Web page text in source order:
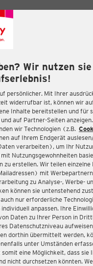
Wir nutzen
persönlicher. Mit Ihrer
widerrufbar ist, können wir
Inhalte bereitstellen und für
auf Partner-Seiten
wir Technologien (z.B.
auf Ihrem Endgerät
verarbeiten), um Ihr
Nutzungsgewohnheiten
zu erstellen. Wir teilen
mit
zu Analyse-, Werbe-
können sie untenstehend
nur erforderliche
anpassen. Ihre
Daten zu Ihrer Person in
Datenschutzniveau
dorthin übermittelt werden,
unter Umständen
eine Möglichkeit, dass sie
nicht durchsetzen könnten.
FAMILY FILIALE
der Horst 5 B
Bad
4,5
Bewertung:
SORTIMENT AKTIONEN
family
B, 26160 Bad Zwischenahn